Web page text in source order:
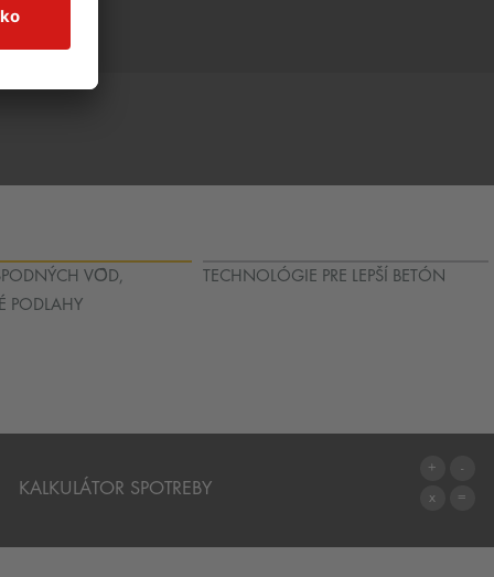
VȎD,
PODLAHY
TECHNOLÓGIE PRE LEPŠÍ BETÓN
KALKULÁTOR SPOTREBY